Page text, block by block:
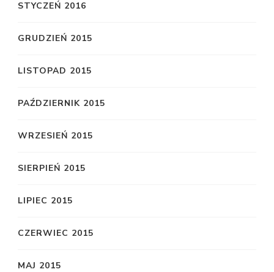
STYCZEŃ 2016
GRUDZIEŃ 2015
LISTOPAD 2015
PAŹDZIERNIK 2015
WRZESIEŃ 2015
SIERPIEŃ 2015
LIPIEC 2015
CZERWIEC 2015
MAJ 2015